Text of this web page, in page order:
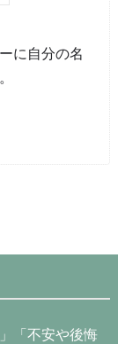
に自分の名
「不安や後悔